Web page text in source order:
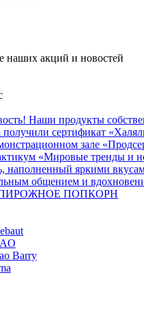
наших акций и новостей
Наши продукты
получили сертификат
зале
«Мировые тренды и
наполненный яркими
общением и
ПОПКОРН
Barry